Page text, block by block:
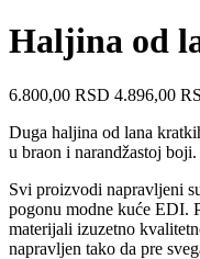
Haljina od
6.800,00 RSD 4.896,00
Duga haljina od lana
u braon i narandžastoj boji.
Svi proizvodi napravljeni
pogonu modne kuće EDI.
materijali izuzetno
napravljen tako da pre